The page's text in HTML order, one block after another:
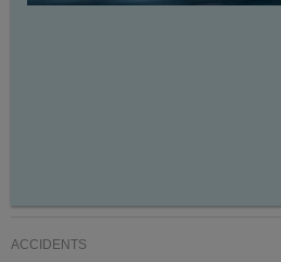
ACCIDENTS